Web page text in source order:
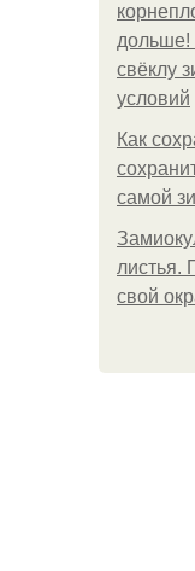
дольше!
свёклу
условий
Как
самой
листья.
свой